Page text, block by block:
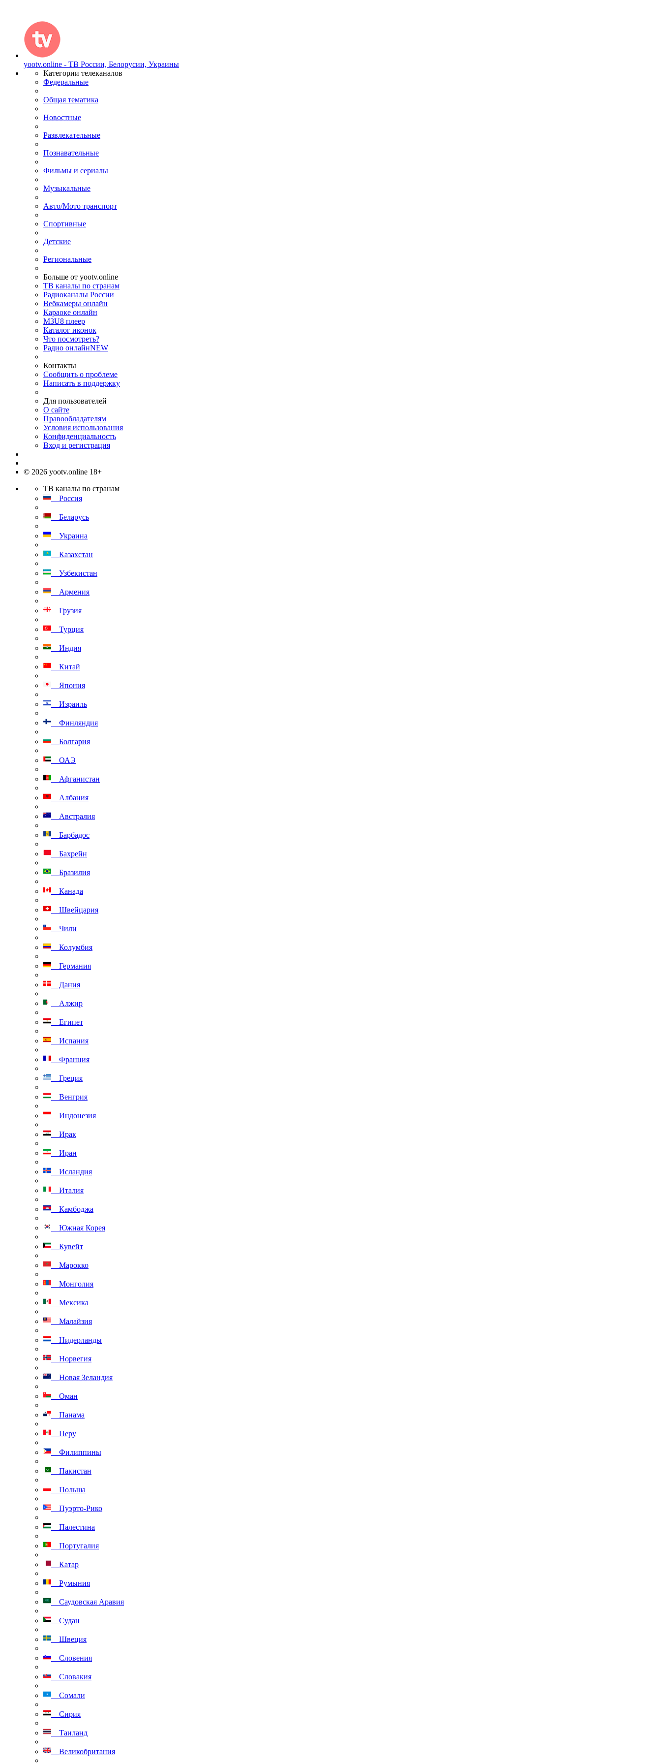
yootv.online - ТВ России, Белорусии, Украины
Категории телеканалов
Федеральные
Общая тематика
Новостные
Развлекательные
Познавательные
Фильмы и сериалы
Музыкальные
Авто/Мото транспорт
Спортивные
Детские
Региональные
Больше от yootv.online
ТВ каналы по странам
Радиоканалы России
Вебкамеры онлайн
Караоке онлайн
M3U8 плеер
Каталог иконок
Что посмотреть?
Радио онлайнNEW
Контакты
Сообщить о проблеме
Написать в поддержку
Для пользователей
О сайте
Правообладателям
Условия использования
Конфиденциальность
Вход и регистрация
© 2026 yootv.online 18+
ТВ каналы по странам
Россия
Беларусь
Украина
Казахстан
Узбекистан
Армения
Грузия
Турция
Индия
Китай
Япония
Израиль
Финляндия
Болгария
ОАЭ
Афганистан
Албания
Австралия
Барбадос
Бахрейн
Бразилия
Канада
Швейцария
Чили
Колумбия
Германия
Дания
Алжир
Египет
Испания
Франция
Греция
Венгрия
Индонезия
Ирак
Иран
Исландия
Италия
Камбоджа
Южная Корея
Кувейт
Марокко
Монголия
Мексика
Малайзия
Нидерланды
Норвегия
Новая Зеландия
Оман
Панама
Перу
Филиппины
Пакистан
Польша
Пуэрто-Рико
Палестина
Португалия
Катар
Румыния
Саудовская Аравия
Судан
Швеция
Словения
Словакия
Сомали
Сирия
Таиланд
Великобритания